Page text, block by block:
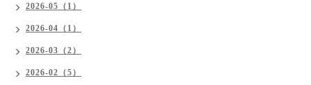
2026-05（1）
2026-04（1）
2026-03（2）
2026-02（5）